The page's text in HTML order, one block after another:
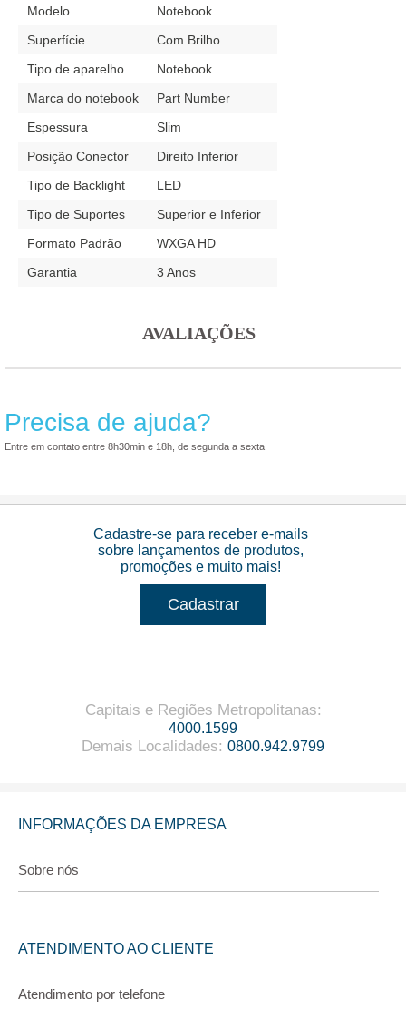
Modelo
Notebook
Superfície
Com Brilho
Tipo de aparelho
Notebook
Marca do notebook
Part Number
Espessura
Slim
Posição Conector
Direito Inferior
Tipo de Backlight
LED
Tipo de Suportes
Superior e Inferior
Formato Padrão
WXGA HD
Garantia
3 Anos
AVALIAÇÕES
Precisa de ajuda?
Entre em contato entre 8h30min e 18h, de segunda a sexta
Cadastre-se para receber e-mails
sobre lançamentos de produtos,
promoções e muito mais!
Cadastrar
Capitais e Regiões Metropolitanas:
4000.1599
Demais Localidades: 0800.942.9799
INFORMAÇÕES DA EMPRESA
Sobre nós
ATENDIMENTO AO CLIENTE
Atendimento por telefone